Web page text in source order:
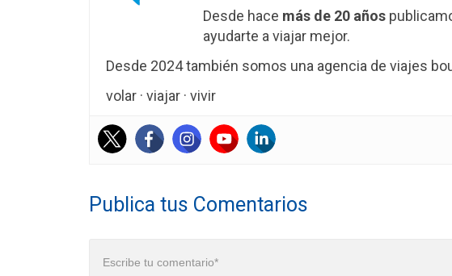
Desde hace más de 20 años
ayudarte a viajar mejor.
Desde 2024 también somos una agencia de viajes
volar · viajar · vivir
Publica tus Comentarios